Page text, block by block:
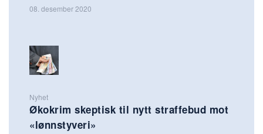
08. desember 2020
Nyhet
Økokrim skeptisk til nytt straffebud mot
«lønnstyveri»